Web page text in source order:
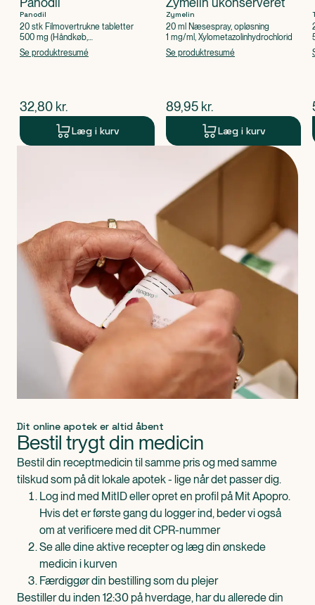
Panodil
20 stk Filmovertrukne tabletter
500 mg (Håndkøb,
apoteksforbeholdt), Paracetamol
Se produktresumé
$nuværende pris
32,80 kr.
Læg i kurv
Zymelin
20 ml Næsespray, opløsning
1 mg/ml, Xylometazolinhydrochlorid
Se produktresumé
$nuværende pris
89,95 kr.
Læg i kurv
Dit online apotek er altid åbent
Bestil trygt din medicin
Bestil din receptmedicin til samme pris og med samme
tilskud som på dit lokale apotek - lige når det passer dig.
Log ind med MitID eller opret en profil på Mit Apopro.
Hvis det er første gang du logger ind, beder vi også
om at verificere med dit CPR-nummer
Se alle dine aktive recepter og læg din ønskede
medicin i kurven
Færdiggør din bestilling som du plejer
Bestiller du inden 12:30 på hverdage, har du allerede din